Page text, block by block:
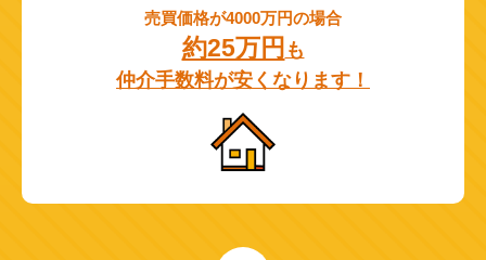
売買価格が4000万円の場合
約25万円 も
仲介手数料が安くなります！